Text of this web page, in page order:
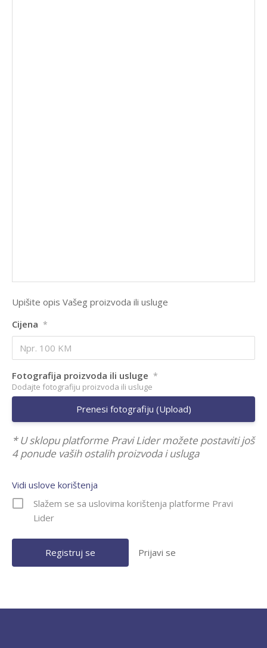
Upišite opis Vašeg proizvoda ili usluge
Cijena *
Fotografija proizvoda ili usluge *
Dodajte fotografiju proizvoda ili usluge
Prenesi fotografiju (Upload)
* U sklopu platforme Pravi Lider možete postaviti još
4 ponude vaših ostalih proizvoda i usluga
Vidi uslove korištenja
Slažem se sa uslovima korištenja platforme Pravi
Lider
Prijavi se